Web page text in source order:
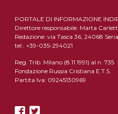
PORTALE DI INFORMAZIONE
Direttore responsabile: Marta
Redazione: via Tasca 36, 24068
tel.: +39-035-294021
Reg. Trib. Milano (8.11.1991) al n. 735
Fondazione Russia Cristiana E.T.S.
Partita Iva: 09245130969